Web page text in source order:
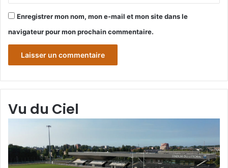
Enregistrer mon nom, mon e-mail et mon site dans le
navigateur pour mon prochain commentaire.
Vu du Ciel
«
du
«
du